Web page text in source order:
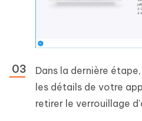
Dans la dernière
les détails de votre
retirer le verrouillage